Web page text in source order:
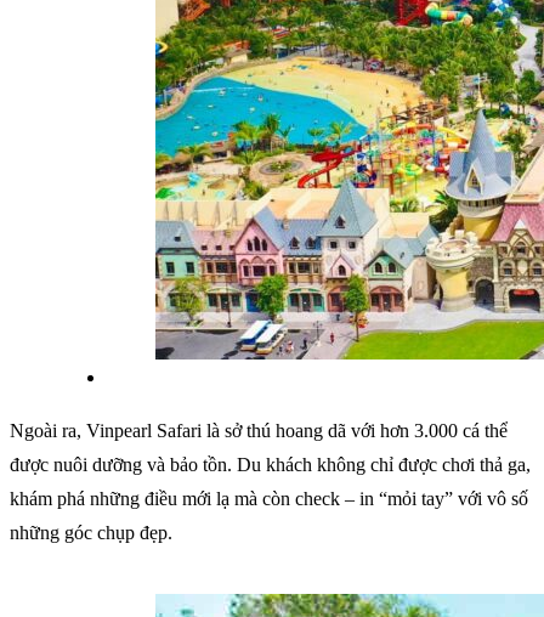
Ngoài ra, Vinpearl Safari là sở thú hoang dã với hơn 3.000 cá thể
được nuôi dưỡng và bảo tồn. Du khách không chỉ được chơi thả ga,
khám phá những điều mới lạ mà còn check – in “mỏi tay” với vô số
những góc chụp đẹp.